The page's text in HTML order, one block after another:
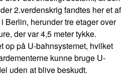
2.verdenskrig fandtes her et af
Berlin, herunder tre etager over
der var 4,5 meter tykke.
op på U-bahnsystemet, hvilket
kunne bruge U-
uden at blive beskudt.